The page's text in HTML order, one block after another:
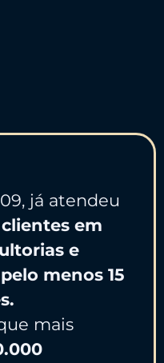
já atendeu
em
e
menos 15
mais